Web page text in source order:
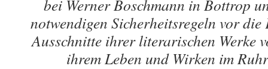
bei Werner Boschmann in Bottrop
notwendigen Sicherheitsregeln vor die
Ausschnitte ihrer literarischen Werke
ihrem Leben und Wirken im